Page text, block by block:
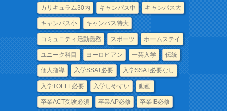
カリキュラム30内 キャンパス中 キャンパス大
キャンパス小 キャンパス特大
コミュニティ活動義務 スポーツ ホームステイ
ユニーク科目 ヨーロピアン 一芸入学 伝統
個人指導 入学SSAT必要 入学SSAT必要なし
入学TOEFL必要 入学しやすい 動画
卒業ACT受験必須 卒業AP必修 卒業IB必修